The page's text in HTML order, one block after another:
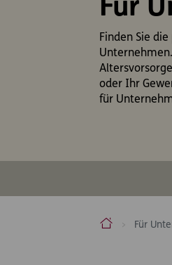
Für
Finden Sie
oder Ihr
für
ERGO
Für